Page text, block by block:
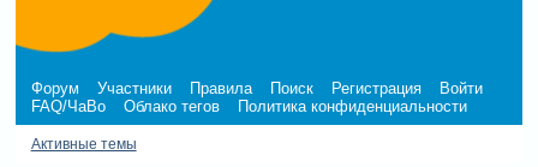
Форум Участники Правила Поиск Регистрация
Войти
FAQ/ЧаВо
Облако тегов Политика конфиденциальности
Активные темы